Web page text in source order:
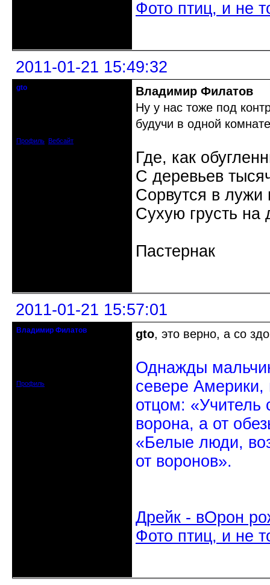
Фото птиц, и не
2011-01-21 15:49:32
gto
Профиль Вебсайт
Владимир Филатов
Ну у нас тоже под
будучи в одной
Где, как
С деревьев
Сорвутся в лужи
Сухую грусть на
Пастернак
2011-01-21 15:57:01
Владимир Филатов
Профиль
gto, это верно, а со
Однажды
севере
отцом: «Учитель
ворона, а от
«Белые люди,
от воронов».
Дрейк - вОрон
Фото птиц, и не